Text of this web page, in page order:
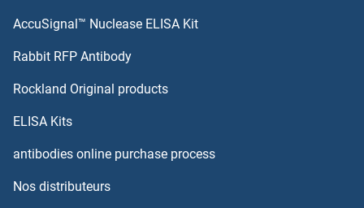
ABHD3 Kits ELISA
Acetyl-CoA Carboxylase Kits ELISA
Acetyl-CoA Carboxylase alpha Kits ELISA
AccuSignal™ Nuclease ELISA Kit
Rabbit RFP Antibody
Rockland Original products
ELISA Kits
antibodies online purchase process
Nos distributeurs